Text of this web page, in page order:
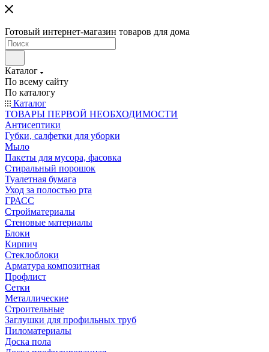
Готовый интернет-магазин товаров для дома
Каталог
По всему сайту
По каталогу
Каталог
ТОВАРЫ ПЕРВОЙ НЕОБХОДИМОСТИ
Антисептики
Губки, салфетки для уборки
Мыло
Пакеты для мусора, фасовка
Стиральный порошок
Туалетная бумага
Уход за полостью рта
ГРАСС
Стройматериалы
Стеновые материалы
Блоки
Кирпич
Стеклоблоки
Арматура композитная
Профлист
Сетки
Металлические
Строительные
Заглушки для профильных труб
Пиломатериалы
Доска пола